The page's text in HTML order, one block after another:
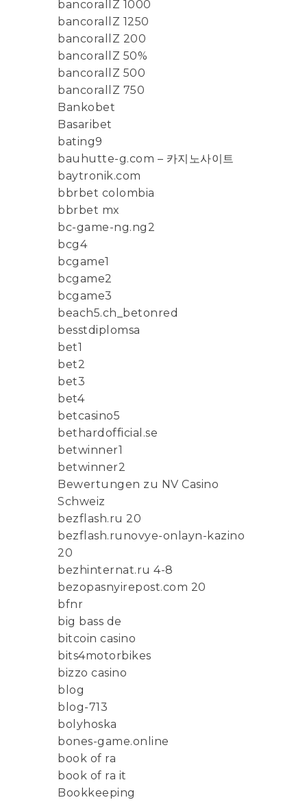
bancorallZ 1000
bancorallZ 1250
bancorallZ 200
bancorallZ 50%
bancorallZ 500
bancorallZ 750
Bankobet
Basaribet
bating9
bauhutte-g.com – 카지노사이트
baytronik.com
bbrbet colombia
bbrbet mx
bc-game-ng.ng2
bcg4
bcgame1
bcgame2
bcgame3
beach5.ch_betonred
besstdiplomsa
bet1
bet2
bet3
bet4
betcasino5
bethardofficial.se
betwinner1
betwinner2
Bewertungen zu NV Casino
Schweiz
bezflash.ru 20
bezflash.runovye-onlayn-kazino
20
bezhinternat.ru 4-8
bezopasnyirepost.com 20
bfnr
big bass de
bitcoin casino
bits4motorbikes
bizzo casino
blog
blog-713
bolyhoska
bones-game.online
book of ra
book of ra it
Bookkeeping